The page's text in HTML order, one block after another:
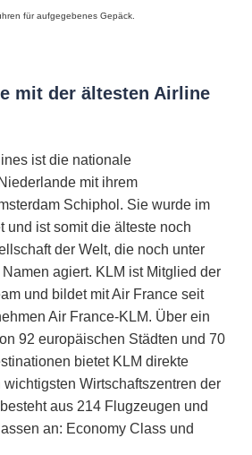
für aufgegebenes Gepäck.
mit der ältesten Airline
ist die nationale
mit ihrem
Schiphol. Sie wurde im
und ist somit die älteste noch
der Welt, die noch unter
agiert. KLM ist Mitglied der
und bildet mit Air France seit
Air France-KLM. Über ein
92 europäischen Städten und 70
bietet KLM direkte
Wirtschaftszentren der
aus 214 Flugzeugen und
an: Economy Class und